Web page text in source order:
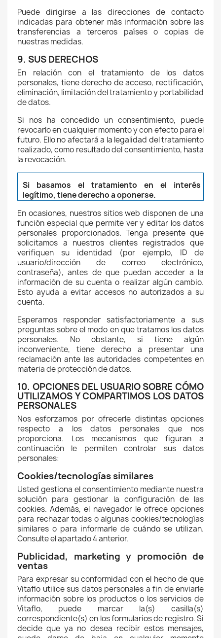
Puede dirigirse a las direcciones de contacto
indicadas para obtener más información sobre las
transferencias a terceros países o copias de
nuestras medidas.
9. SUS DERECHOS
En relación con el tratamiento de los datos
personales, tiene derecho de acceso, rectificación,
eliminación, limitación del tratamiento y portabilidad
de datos.
Si nos ha concedido un consentimiento, puede
revocarlo en cualquier momento y con efecto para el
futuro. Ello no afectará a la legalidad del tratamiento
realizado, como resultado del consentimiento, hasta
la revocación.
Si basamos el tratamiento en el interés
legítimo, tiene derecho a oponerse.
En ocasiones, nuestros sitios web disponen de una
función especial que permite ver y editar los datos
personales proporcionados. Tenga presente que
solicitamos a nuestros clientes registrados que
verifiquen su identidad (por ejemplo, ID de
usuario/dirección de correo electrónico,
contraseña), antes de que puedan acceder a la
información de su cuenta o realizar algún cambio.
Esto ayuda a evitar accesos no autorizados a su
cuenta.
Esperamos responder satisfactoriamente a sus
preguntas sobre el modo en que tratamos los datos
personales. No obstante, si tiene algún
inconveniente, tiene derecho a presentar una
reclamación ante las autoridades competentes en
materia de protección de datos.
10. OPCIONES DEL USUARIO SOBRE CÓMO
UTILIZAMOS Y COMPARTIMOS LOS DATOS
PERSONALES
Nos esforzamos por ofrecerle distintas opciones
respecto a los datos personales que nos
proporciona. Los mecanismos que figuran a
continuación le permiten controlar sus datos
personales:
Cookies/tecnologías similares
Usted gestiona el consentimiento mediante nuestra
solución para gestionar la configuración de las
cookies. Además, el navegador le ofrece opciones
para rechazar todas o algunas cookies/tecnologías
similares o para informarle de cuándo se utilizan.
Consulte el apartado 4 anterior.
Publicidad, marketing y promoción de
ventas
Para expresar su conformidad con el hecho de que
Vitaflo utilice sus datos personales a fin de enviarle
información sobre los productos o los servicios de
Vitaflo, puede marcar la(s) casilla(s)
correspondiente(s) en los formularios de registro. Si
decide que ya no desea recibir estos mensajes,